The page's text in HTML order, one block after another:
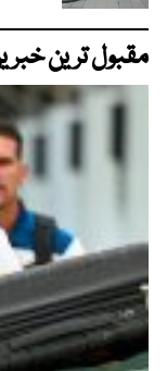
مقبول ترین